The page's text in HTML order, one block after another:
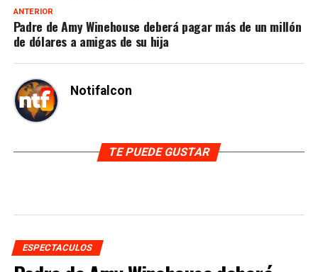
ANTERIOR
Padre de Amy Winehouse deberá pagar más de un millón
de dólares a amigas de su hija
Notifalcon
TE PUEDE GUSTAR
ESPECTACULOS